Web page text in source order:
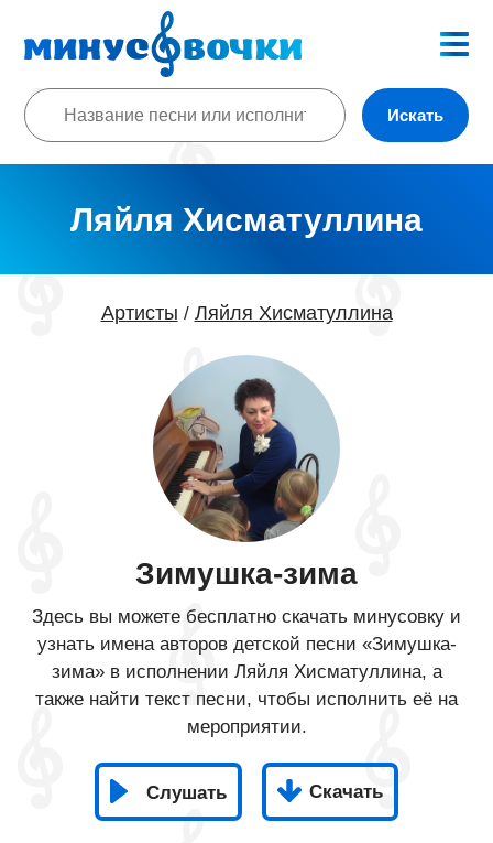
Искать
Ляйля Хисматуллина
Артисты / Ляйля Хисматуллина
Зимушка-зима
Здесь вы можете бесплатно скачать минусовку и
узнать имена авторов детской песни «Зимушка-
зима» в исполнении Ляйля Хисматуллина, а
также найти текст песни, чтобы исполнить её на
мероприятии.
Слушать Скачать